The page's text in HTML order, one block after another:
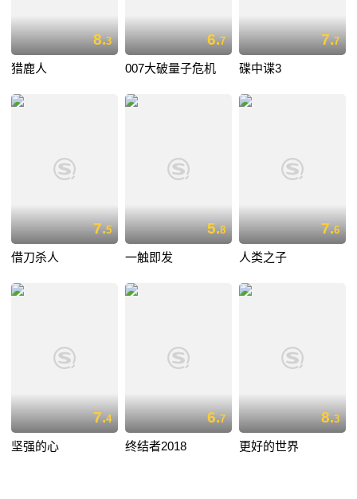
8.3
猎鹿人
6.7
007大破量子危机
7.7
碟中谍3
7.5
借刀杀人
5.8
一触即发
7.6
人类之子
7.4
坚强的心
6.7
终结者2018
8.3
更好的世界